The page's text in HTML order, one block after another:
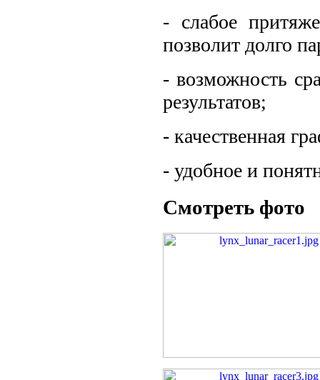
- слабое
позволит долго
- возможность
результатов;
- качественная
- удобное и
Смотреть фото